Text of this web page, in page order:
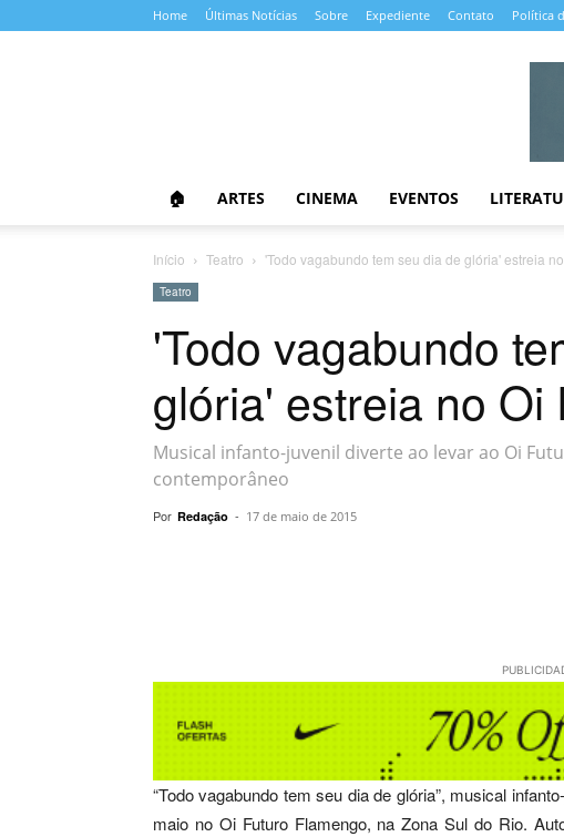
Home Últimas Notícias Sobre Expediente Contato Política
🏠 ARTES CINEMA EVENTOS
Início Teatro 'Todo vagabundo tem seu dia de glória' estreia
Teatro
'Todo vagabundo
glória' estreia no Oi
Musical infanto-juvenil diverte ao levar ao Oi
contemporâneo
Por Redação - 17 de maio de 2015
“Todo vagabundo tem seu dia de glória”, musical
maio no Oi Futuro Flamengo, na Zona Sul do Rio.